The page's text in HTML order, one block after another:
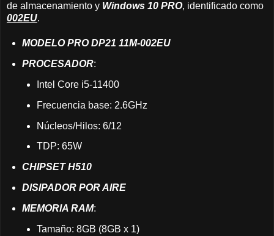
de almacenamiento y Windows 10 PRO, identificado como
002EU.
MODELO PRO DP21 11M-002EU
PROCESADOR:
Intel Core i5-11400
Frecuencia base: 2.6GHz
Núcleos/Hilos: 6/12
TDP: 65W
CHIPSET H510
DISIPADOR POR AIRE
MEMORIA RAM:
Tamaño: 8GB (8GB x 1)